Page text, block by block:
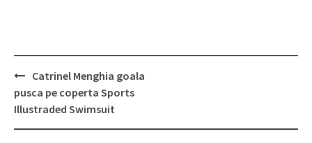
Post
navigation
Catrinel Menghia goala
pusca pe coperta Sports
Illustraded Swimsuit